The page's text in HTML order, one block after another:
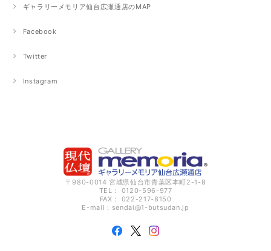
ギャラリーメモリア仙台広瀬通店のMAP
Facebook
Twitter
Instagram
〒980-0014 宮城県仙台市青葉区本町2-1-8
TEL： 0120-596-977
FAX： 022-217-8150
E-mail： sendai@1-butsudan.jp